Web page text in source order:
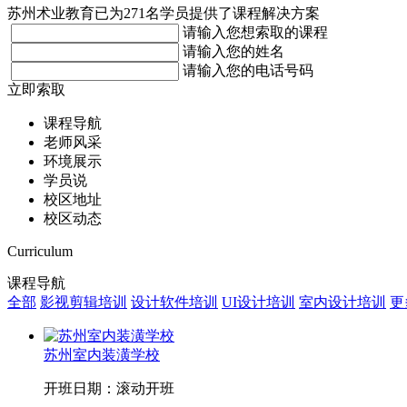
苏州术业教育已为271名学员提供了课程解决方案
请输入您想索取的课程
请输入您的姓名
请输入您的电话号码
立即索取
课程导航
老师风采
环境展示
学员说
校区地址
校区动态
Curriculum
课程导航
全部 影视剪辑培训 设计软件培训 UI设计培训 室内设计培训 更
苏州室内装潢学校
开班日期：滚动开班